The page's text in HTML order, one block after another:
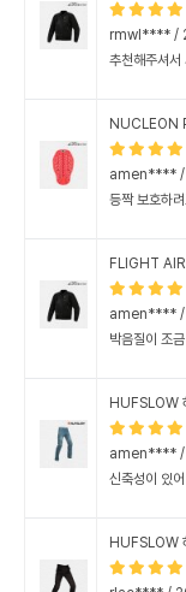
rmwl**** /
추천해주셔서
NUCLEON
amen****
등짝 보호하
FLIGHT
amen****
박음질이 조
HUFSLOW
amen****
신축성이 있
HUFSLOW